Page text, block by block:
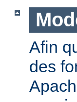
Afin
des